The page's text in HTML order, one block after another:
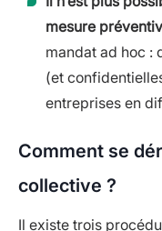
mesure
mandat ad hoc :
(et
entreprises en
Comment se
collective ?
Il existe trois